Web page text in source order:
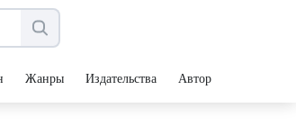
Жанры Издательства Авторы